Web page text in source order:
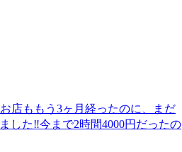
店ももう3ヶ月経ったのに、まだ
した‼️今まで2時間4000円だったの